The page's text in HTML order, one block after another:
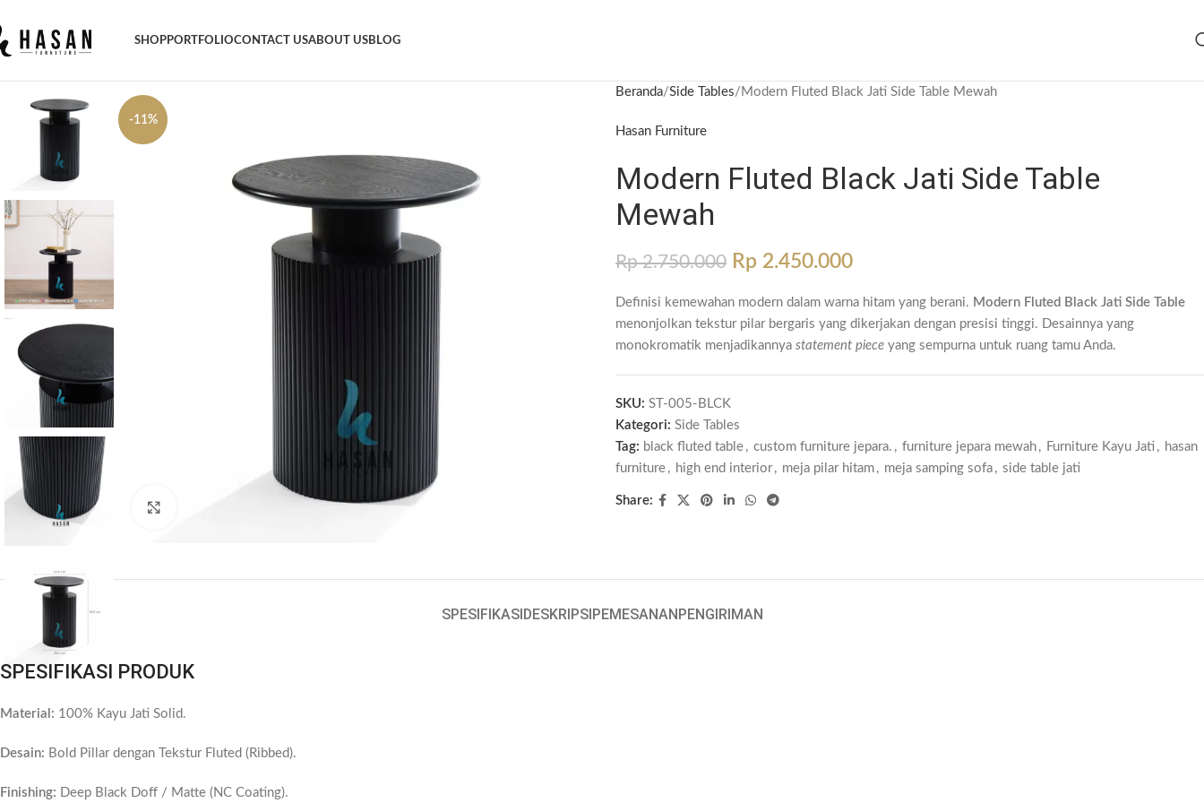
SHOPPORTFOLIOCONTACT USABOUT USBLOG
-11%
Beranda Side Tables Modern Fluted Black Jati Side Table Mewah
Hasan Furniture
Modern Fluted Black Jati Side Table
Mewah
Rp2.750.000 Rp 2.450.000
Definisi kemewahan modern dalam warna hitam yang berani. Modern Fluted Black Jati Side Table
menonjolkan tekstur pilar bergaris yang dikerjakan dengan presisi tinggi. Desainnya yang
monokromatik menjadikannya statement piece yang sempurna untuk ruang tamu Anda.
SKU: ST-005-BLCK
Kategori: Side Tables
Tag: black fluted table , custom furniture jepara. , furniture jepara mewah , Furniture Kayu Jati , hasan
furniture , high end interior , meja pilar hitam , meja samping sofa , side table jati
Share:
SPESIFIKASIDESKRIPSIPEMESANANPENGIRIMAN
SPESIFIKASI PRODUK
Material: 100% Kayu Jati Solid.
Desain: Bold Pillar dengan Tekstur Fluted (Ribbed).
Finishing: Deep Black Doff / Matte (NC Coating).